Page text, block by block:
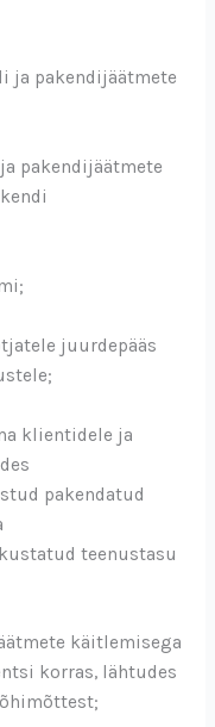
ja pakendijäätmete
pakendijäätmete
juurdepääs
klientidele ja
pakendatud
teenustasu
käitlemisega
korras, lähtudes